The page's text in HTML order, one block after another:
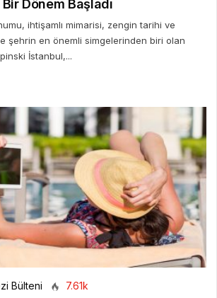
Dönem Başladı
ihtişamlı mimarisi, zengin tarihi ve
şehrin en önemli simgelerinden biri olan
İstanbul,...
Bülteni 7.61k